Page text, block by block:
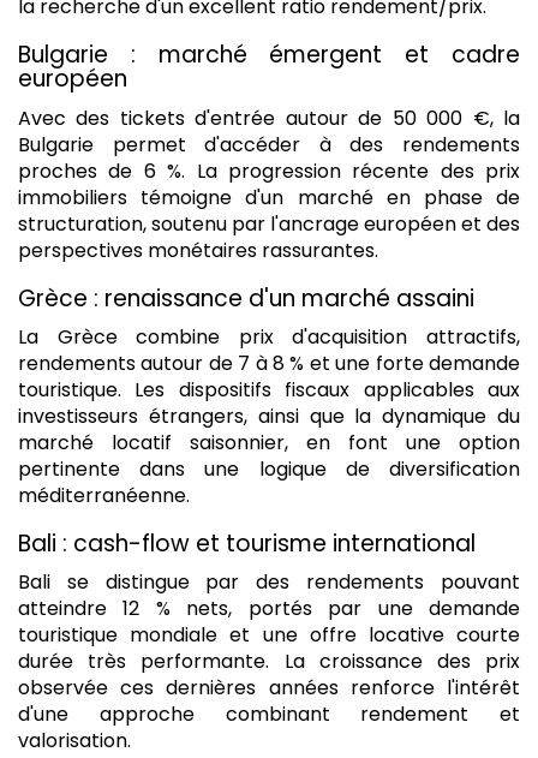
la recherche d'un excellent ratio rendement/prix.
Bulgarie : marché émergent et cadre
européen
Avec des tickets d'entrée autour de 50 000 €, la
Bulgarie permet d'accéder à des rendements
proches de 6 %. La progression récente des prix
immobiliers témoigne d'un marché en phase de
structuration, soutenu par l'ancrage européen et des
perspectives monétaires rassurantes.
Grèce : renaissance d'un marché assaini
La Grèce combine prix d'acquisition attractifs,
rendements autour de 7 à 8 % et une forte demande
touristique. Les dispositifs fiscaux applicables aux
investisseurs étrangers, ainsi que la dynamique du
marché locatif saisonnier, en font une option
pertinente dans une logique de diversification
méditerranéenne.
Bali : cash-flow et tourisme international
Bali se distingue par des rendements pouvant
atteindre 12 % nets, portés par une demande
touristique mondiale et une offre locative courte
durée très performante. La croissance des prix
observée ces dernières années renforce l'intérêt
d'une approche combinant rendement et
valorisation.